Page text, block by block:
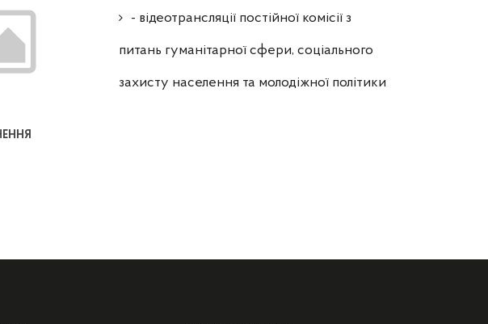
- відеотрансляції постійної комісії з
питань гуманітарної сфери, соціального
захисту населення та молодіжної політики